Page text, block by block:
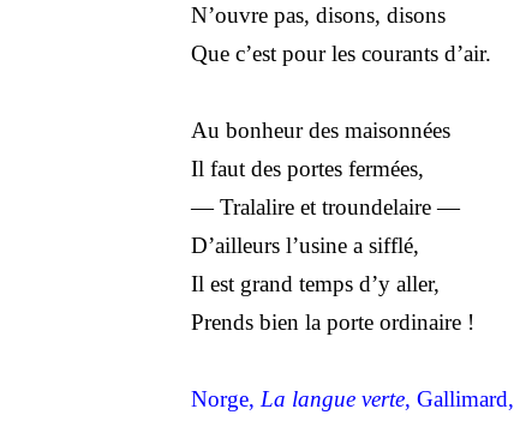
N’ouvre pas, disons, disons
Que c’est pour les courants d’air.
Au bonheur des maisonnées
Il faut des portes fermées,
— Tralalire et troundelaire —
D’ailleurs l’usine a sifflé,
Il est grand temps d’y aller,
Prends bien la porte ordinaire !
Norge, La langue verte, Gallimard,